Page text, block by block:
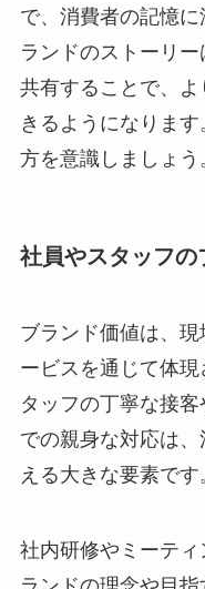
で、消費者の記憶
ランドのストーリ
共有することで、
きるようになりま
方を意識しましょう
社員やスタッフ
ブランド価値は、
ービスを通じて体
タッフの丁寧な接
での親身な対応は
える大きな要素です
社内研修やミーテ